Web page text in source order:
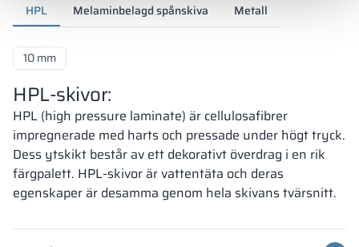
HPL Melaminbelagd spånskiva Metall
10 mm
HPL-skivor:
HPL (high pressure laminate) är cellulosafibrer
impregnerade med harts och pressade under högt tryck.
Dess ytskikt består av ett dekorativt överdrag i en rik
färgpalett. HPL-skivor är vattentäta och deras
egenskaper är desamma genom hela skivans tvärsnitt.